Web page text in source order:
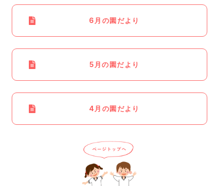
6月の園だより
5月の園だより
4月の園だより